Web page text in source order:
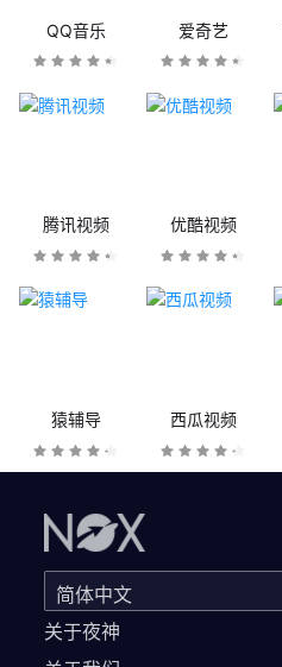
QQ音乐 爱奇艺
腾讯视频 优酷视频
猿辅导 西瓜视频
关于夜神